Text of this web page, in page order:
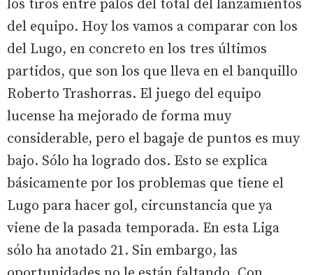
los tiros entre palos del total del lanzamientos
del equipo. Hoy los vamos a comparar con los
del Lugo, en concreto en los tres últimos
partidos, que son los que lleva en el banquillo
Roberto Trashorras. El juego del equipo
lucense ha mejorado de forma muy
considerable, pero el bagaje de puntos es muy
bajo. Sólo ha logrado dos. Esto se explica
básicamente por los problemas que tiene el
Lugo para hacer gol, circunstancia que ya
viene de la pasada temporada. En esta Liga
sólo ha anotado 21. Sin embargo, las